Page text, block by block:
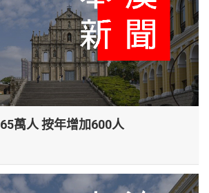
萬人 按年增加600人